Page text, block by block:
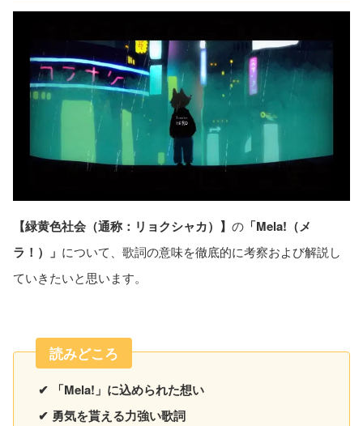
【緑黄色社会（通称：リョクシャカ）】 の 「Mela!（メ
ラ！）」 について、歌詞の意味を徹底的に考察および解説し
ていきたいと思います。
読みどころ
✔ 「Mela!」に込められた想い
✔ 勇気を貰える力強い歌詞